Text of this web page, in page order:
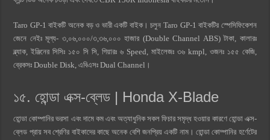
Taro GP-1 বাইকটি অনেক বড় ও ভারী একটি বাইক। চলুন Taro GP-1 বাইকটির স্পেসিফিকেশন
জেনে নেইঃ মূল্য- ৩,০৬,০০০/৩,৩৬,০০০ হাজার (Double Channel ABS) টাকা, কালারঃ
ব্ল্যাক, ইঞ্জিনের সিসিঃ ১৫০ সি সি, গিয়ারঃ ৬ Speed, মাইলেজঃ ৩৬ kmpl, ওজনঃ ১৫৫ কেজি,
ব্রেকসঃ Double Disk, এবিএসঃ Dual Channel।
১৫. হোন্ডা এক্স-ব্লেড | Honda X-Blade
হোন্ডা কোম্পানির ভরসা এবং দামে কম এবং অত্যাধুনিক সকল ফিচার সমৃদ্ধ হওয়ার কারণে হোন্ডা এক্স-
ব্লেড প্রায় সব শ্রেণির বাইকাদের কাছে অনেক বেশি জনপ্রিয় একটি নাম। হোন্ডা কোম্পানির হর্ণেটের